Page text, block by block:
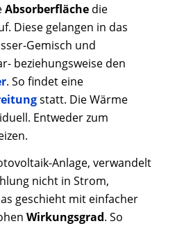
Absorberflächedie
Diese gelangen in das
Gemisch und
beziehungsweise den
. So findet eine
statt. Die Wärme
Entweder zum
Anlage, verwandelt
nicht in Strom,
geschieht mit einfacher
Wirkungsgrad. So